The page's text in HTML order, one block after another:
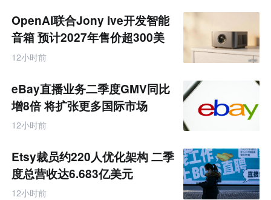
产
业
互
联
网
OpenAI联合Jony Ive开发智能
音箱 预计2027年售价超300美
元
12小时前
eBay直播业务二季度GMV同比
增8倍 将扩张更多国际市场
12小时前
Etsy裁员约220人优化架构 二季
度总营收达6.683亿美元
12小时前